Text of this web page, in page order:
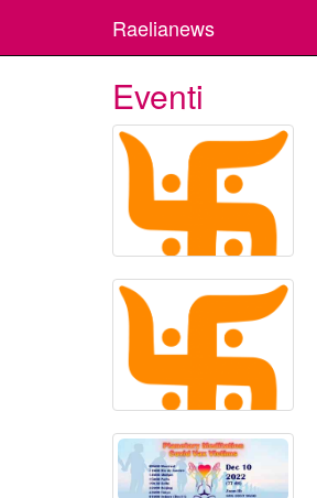
Raelianews
Eventi